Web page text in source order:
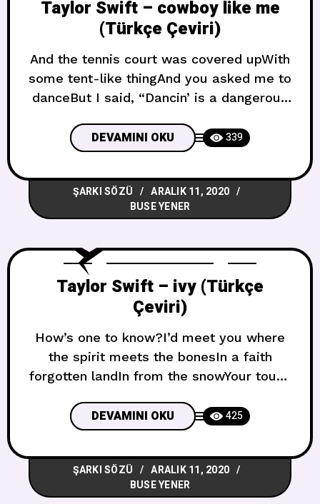
Taylor Swift – cowboy like me
(Türkçe Çeviri)
And the tennis court was covered upWith
some tent-like thingAnd you asked me to
danceBut I said, “Dancin’ is a dangerous
benzeri bir şeyleVe benden dans etmemi
istedinAma ben “Dans etmek tehlikeli bir
oyun” dedim Oh, I thoughtThis is gonna
be one of those thingsNow I knowI’m
never gonna love
DEVAMINI OKU 339
ŞARKI SÖZÜ
ARALIK 11, 2020
BUSE YENER
Taylor Swift – ivy (Türkçe
Çeviri)
How’s one to know?I’d meet you where
the spirit meets the bonesIn a faith
forgotten landIn from the snowYour touch
glowTarnished but so grand Nasıl
bilebiliriz?Seninle ruhun kemiklerle
buluştuğu yerde buluşurdumBir inanç
unutulmuş topraklardaKardaDokunuşun
göz kamaştırıcı bir parlaklık
DEVAMINI OKU 425
ŞARKI SÖZÜ
ARALIK 11, 2020
BUSE YENER